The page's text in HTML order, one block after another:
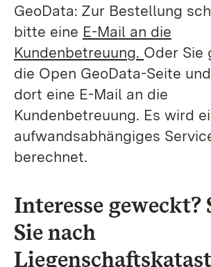
GeoData: Zur Bestellung
bitte eine E-Mail an die
Kundenbetreuung. Oder Sie
die Open GeoData-Seite
dort eine E-Mail an die
Kundenbetreuung. Es wird
aufwandsabhängiges
berechnet.
Interesse geweckt?
Sie nach